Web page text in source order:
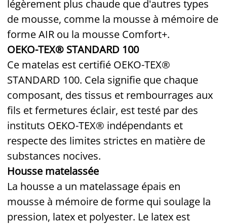
légèrement plus chaude que d'autres types
de mousse, comme la mousse à mémoire de
forme AIR ou la mousse Comfort+.
OEKO-TEX® STANDARD 100
Ce matelas est certifié OEKO-TEX®
STANDARD 100. Cela signifie que chaque
composant, des tissus et rembourrages aux
fils et fermetures éclair, est testé par des
instituts OEKO-TEX® indépendants et
respecte des limites strictes en matière de
substances nocives.
Housse matelassée
La housse a un matelassage épais en
mousse à mémoire de forme qui soulage la
pression, latex et polyester. Le latex est